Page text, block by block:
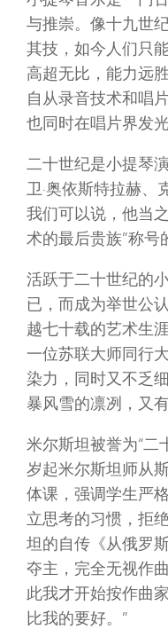
与推崇。像十九世
其技，如今人们只
高超无比，能力远
自从录音技术和唱
也同时在唱片界发光
二十世纪是小提琴
卫·奥依斯特拉赫
我们可以说，他当
术的最后贵族”称号
活跃于二十世纪的
已，而成为举世公
越七十载的艺术生
一位苏联大师同行
染力，同时又不乏
暴风雪的凛冽，又
米尔斯坦被誉为“二
岁起米尔斯坦师从
体课，强调学生严
立思考的习惯，拒
坦的自传《从俄罗
夺主，完全无视作
此我才开始按作曲
比我的要好。”